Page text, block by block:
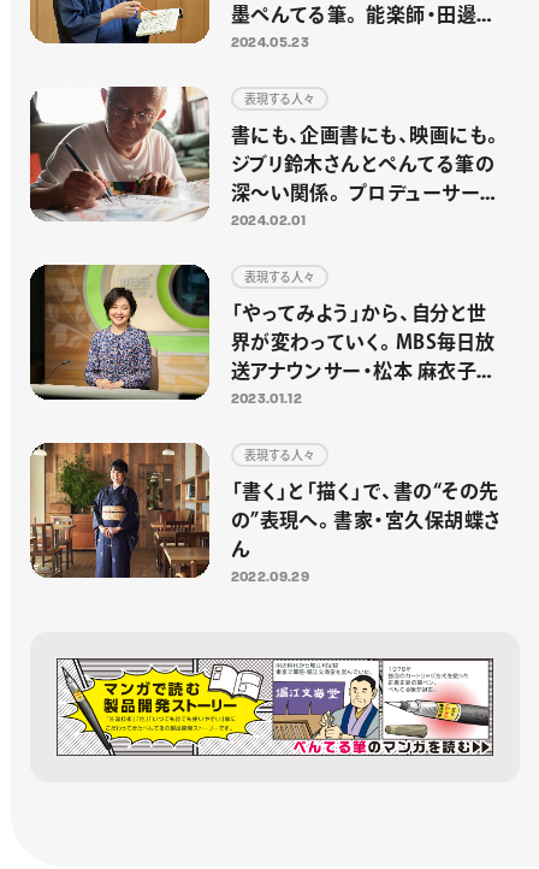
墨ぺんてる筆。 能楽師・田邊恭
資さん
2024.05.23
表現する人々
書にも、企画書にも、映画にも。
ジブリ鈴木さんとぺんてる筆の
深〜い関係。 プロデューサー・
鈴木 敏夫さん
2024.02.01
表現する人々
「やってみよう」から、自分と世
界が変わっていく。MBS毎日放
送アナウンサー・松本 麻衣子さ
ん
2023.01.12
表現する人々
「書く」と「描く」で、書の“その先
の”表現へ。書家・宮久保胡蝶さ
ん
2022.09.29